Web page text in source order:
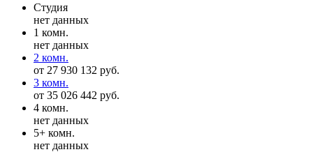
Студия
нет данных
1 комн.
нет данных
2 комн.
от 27 930 132 руб.
3 комн.
от 35 026 442 руб.
4 комн.
нет данных
5+ комн.
нет данных